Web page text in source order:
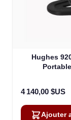
Hughes
4 140,00 $US
Ajouter